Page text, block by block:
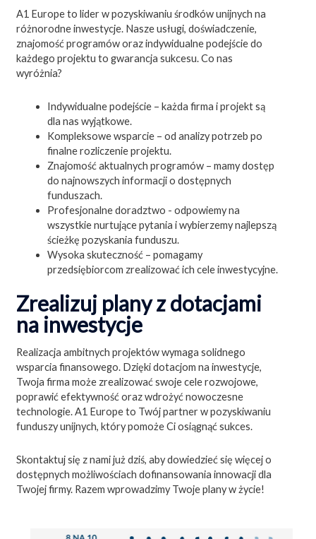
A1 Europe to lider w pozyskiwaniu środków unijnych na
różnorodne inwestycje. Nasze usługi, doświadczenie,
znajomość programów oraz indywidualne podejście do
każdego projektu to gwarancja sukcesu. Co nas
wyróżnia?
Indywidualne podejście – każda firma i projekt są
dla nas wyjątkowe.
Kompleksowe wsparcie – od analizy potrzeb po
finalne rozliczenie projektu.
Znajomość aktualnych programów – mamy dostęp
do najnowszych informacji o dostępnych
funduszach.
Profesjonalne doradztwo - odpowiemy na
wszystkie nurtujące pytania i wybierzemy najlepszą
ścieżkę pozyskania funduszu.
Wysoka skuteczność – pomagamy
przedsiębiorcom zrealizować ich cele inwestycyjne.
Zrealizuj plany z dotacjami
na inwestycje
Realizacja ambitnych projektów wymaga solidnego
wsparcia finansowego. Dzięki dotacjom na inwestycje,
Twoja firma może zrealizować swoje cele rozwojowe,
poprawić efektywność oraz wdrożyć nowoczesne
technologie. A1 Europe to Twój partner w pozyskiwaniu
funduszy unijnych, który pomoże Ci osiągnąć sukces.
Skontaktuj się z nami już dziś, aby dowiedzieć się więcej o
dostępnych możliwościach dofinansowania innowacji dla
Twojej firmy. Razem wprowadzimy Twoje plany w życie!